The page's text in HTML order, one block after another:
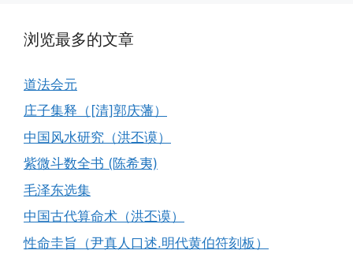
浏览最多的文章
道法会元
庄子集释（[清]郭庆藩）
中国风水研究（洪丕谟）
紫微斗数全书 (陈希夷)
毛泽东选集
中国古代算命术（洪丕谟）
性命圭旨（尹真人口述.明代黄伯符刻板）